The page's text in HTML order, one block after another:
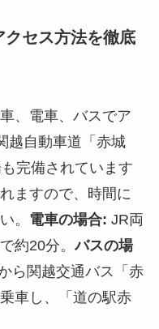
セス方法を徹底
、電車、バスでア
越自動車道「赤城
完備されています
ますので、時間に
。 電車の場合: JR両
約20分。バスの場
ら関越交通バス「赤
車し、「道の駅赤